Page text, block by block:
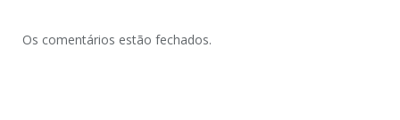
Os comentários estão fechados.